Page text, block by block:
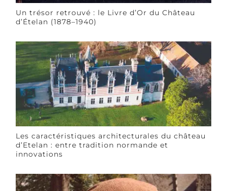
Un trésor retrouvé : le Livre d’Or du Château
d’Ételan (1878–1940)
Les caractéristiques architecturales du château
d’Etelan : entre tradition normande et
innovations